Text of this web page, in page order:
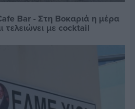
Bar - Στη Βοκαριά η μέρα
τελειώνει με cocktail